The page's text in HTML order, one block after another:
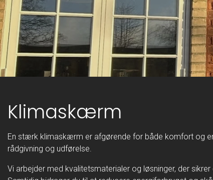
Klimaskærm
En stærk klimaskærm er afgørende for både komfort og
rådgivning og udførelse.
Vi arbejder med kvalitetsmaterialer og løsninger, der